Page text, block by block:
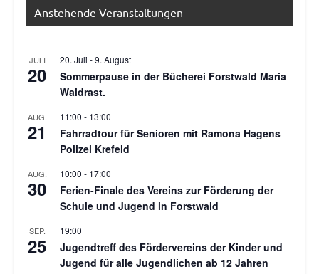
Anstehende Veranstaltungen
JULI
20
20. Juli -9. August
Sommerpause in der Bücherei Forstwald Maria
Waldrast.
AUG.
21
11:00 - 13:00
Fahrradtour für Senioren mit Ramona Hagens
Polizei Krefeld
AUG.
30
10:00 - 17:00
Ferien-Finale des Vereins zur Förderung der
Schule und Jugend in Forstwald
SEP.
25
19:00
Jugendtreff des Fördervereins der Kinder und
Jugend für alle Jugendlichen ab 12 Jahren